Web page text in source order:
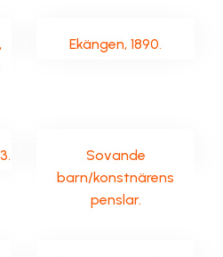
Ekängen, 1890.
Sovande
barn/konstnärens
penslar.